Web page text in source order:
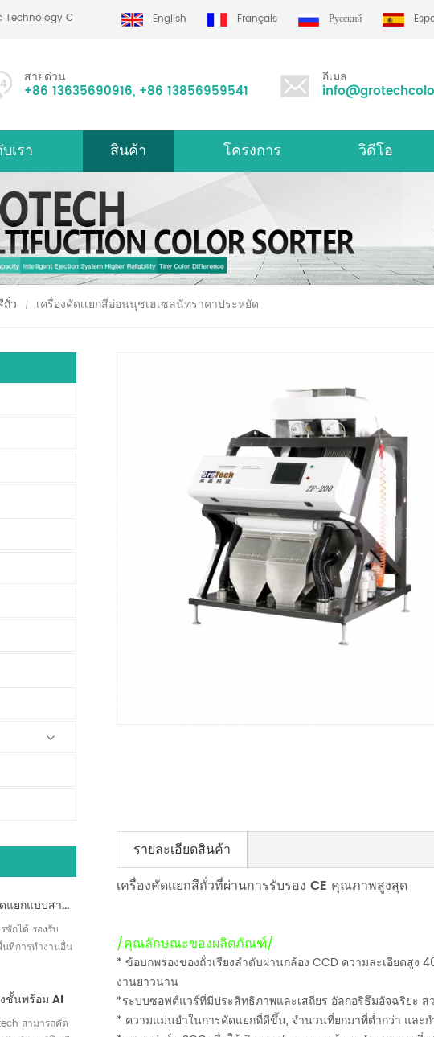
Technology Co.,Ltd English Français Русский
สายด่วน
+86 13635690916, +86 13856959541
อีเมล
เรา สินค้า โครงการ วิดีโอ
ถั่ว / เครื่องคัดเเยกสีอ่อนนุชเฮเซลนัทราคาประหยัด
AW120 เครื่องคัดแยกแบบสายพานแบบล้างทำความสะอาดได้
ซักได้ รองรับ
ที่การทำงานอื่น
ละผลไม้สด30
ชั้นพร้อม AI
สามารถคัด
รายละเอียดสินค้า
เครื่องคัดเเยกสีถั่วที่ผ่านการรับรอง CE คุณภาพสูงสุด
/คุณลักษณะของผลิตภัณฑ์/
* ข้อบกพร่องของถั่วเรียงลำดับผ่านกล้อง CCD ความละเอียดสูง
งานยาวนาน
*ระบบซอฟต์แวร์ที่มีประสิทธิภาพและเสถียร อัลกอริธึมอัจฉริยะ
* ความแม่นยำในการคัดแยกที่ดีขึ้น, จำนวนที่ยกมาที่ต่ำกว่า และ